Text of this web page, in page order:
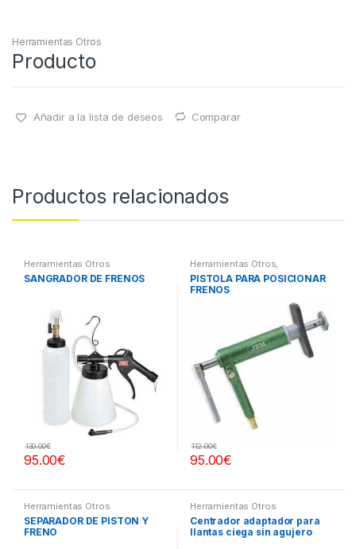
Herramientas Otros
Producto
Añadir a la lista de deseos Comparar
Productos relacionados
Herramientas Otros
SANGRADOR DE FRENOS
95.00€
130.00€
Herramientas Otros,
Herramientas Frenos y
Refrigeración
PISTOLA PARA POSICIONAR
FRENOS
95.00€
112.00€
Herramientas Otros
SEPARADOR DE PISTÓN Y
FRENO
Herramientas Otros
Centrador adaptador para
llantas ciega sin agujero